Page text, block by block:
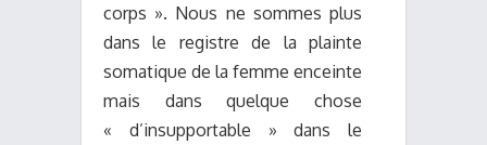
corps ». Nous ne sommes plus
dans le registre de la plainte
somatique de la femme enceinte
mais dans quelque chose
« d’insupportable » dans le